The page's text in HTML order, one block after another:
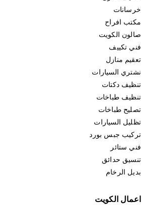
خرسانات
مكتب افراح
صالون الكويت
فني تكييف
تعقيم منازل
نشتري السيارات
تنظيف دكتات
تنظيف طباخات
تصليح طباخات
تظليل السيارات
تركيب جبس بورد
فني ستائر
تنسيق حدائق
بديل الرخام
اعمال الكويت